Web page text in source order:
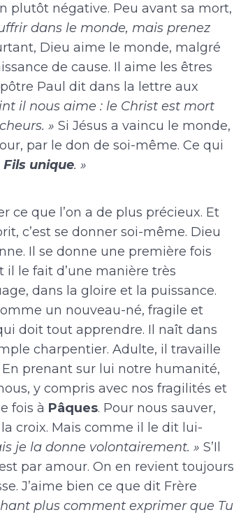
plutôt négative. Peu avant sa mort,
dans le monde, mais prenez
Dieu aime le monde, malgré
de cause. Il aime les êtres
Paul dit dans la lettre aux
il nous aime : le Christ est mort
» Si Jésus a vaincu le monde,
par le don de soi-même. Ce qui
unique. »
que l’on a de plus précieux. Et
c’est se donner soi-même. Dieu
Il se donne une première fois
il le fait d’une manière très
dans la gloire et la puissance.
un nouveau-né, fragile et
doit tout apprendre. Il naît dans
charpentier. Adulte, il travaille
prenant sur lui notre humanité,
y compris avec nos fragilités et
fois à Pâques. Pour nous sauver,
croix. Mais comme il le dit lui-
je la donne volontairement. » S’Il
par amour. On en revient toujours
J’aime bien ce que dit Frère
plus comment exprimer que Tu